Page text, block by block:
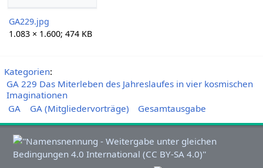
GA229.jpg
1.083 × 1.600; 474 KB
Kategorien:
GA 229 Das Miterleben des Jahreslaufes in vier kosmischen
Imaginationen
GA
GA (Mitgliedervorträge) Gesamtausgabe